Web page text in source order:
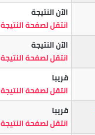
الآن النتيجة
انتقل لصفحة النتيجة
الآن النتيجة
انتقل لصفحة النتيجة
قريبا
انتقل لصفحة النتيجة
قريبا
انتقل لصفحة النتيجة